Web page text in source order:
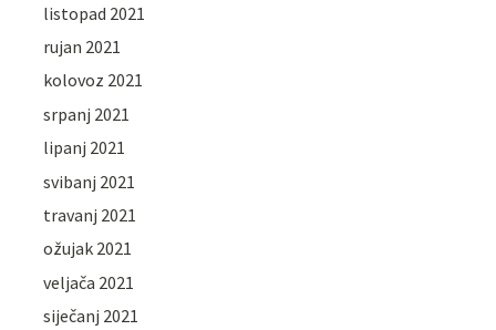
listopad 2021
rujan 2021
kolovoz 2021
srpanj 2021
lipanj 2021
svibanj 2021
travanj 2021
ožujak 2021
veljača 2021
siječanj 2021